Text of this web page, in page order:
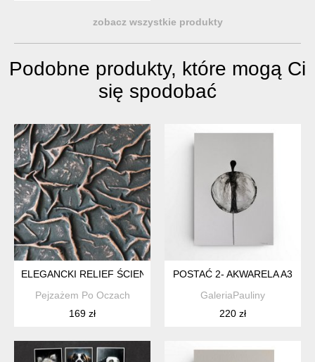
zobacz wszystkie produkty
Podobne produkty, które mogą Ci
się spodobać
ELEGANCKI RELIEF ŚCIENNY "GLOW GLAMOUR" -
Pejzażem Po Oczach
169 zł
POSTAĆ 2- AKWARELA A3
GaleriaPauliny
220 zł